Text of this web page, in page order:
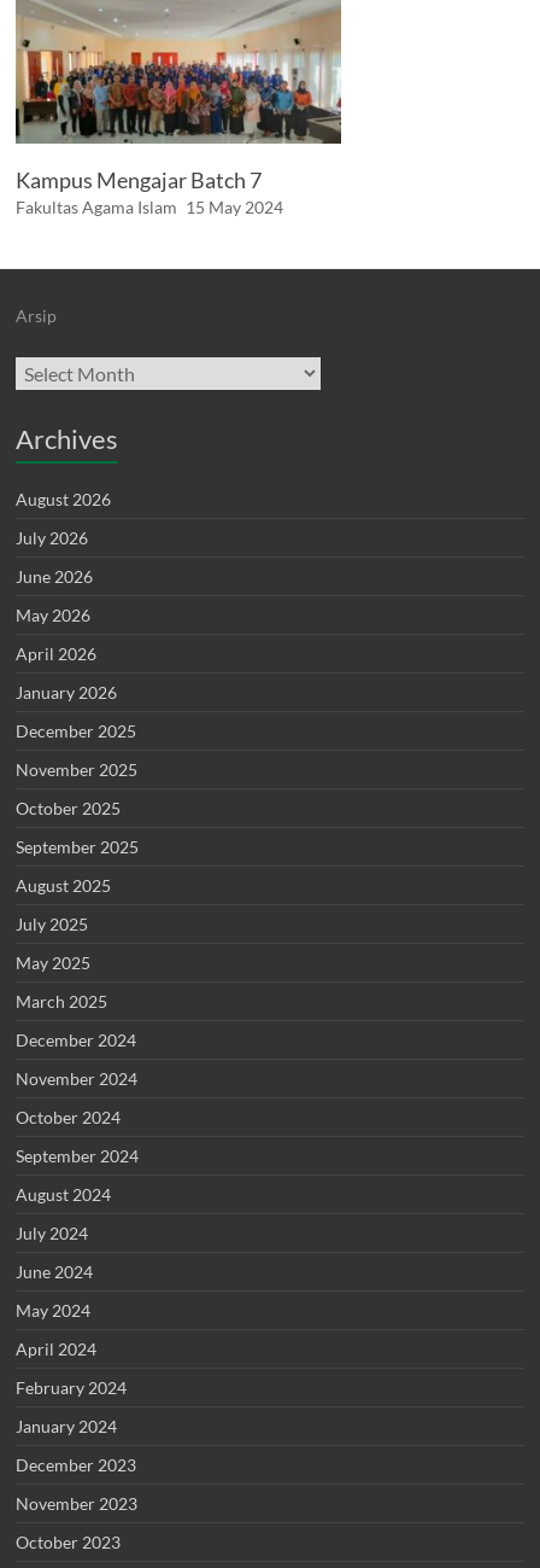
Kampus Mengajar Batch 7
Fakultas Agama Islam 15 May 2024
Arsip
Archives
Archives
August 2026
July 2026
June 2026
May 2026
April 2026
January 2026
December 2025
November 2025
October 2025
September 2025
August 2025
July 2025
May 2025
March 2025
December 2024
November 2024
October 2024
September 2024
August 2024
July 2024
June 2024
May 2024
April 2024
February 2024
January 2024
December 2023
November 2023
October 2023